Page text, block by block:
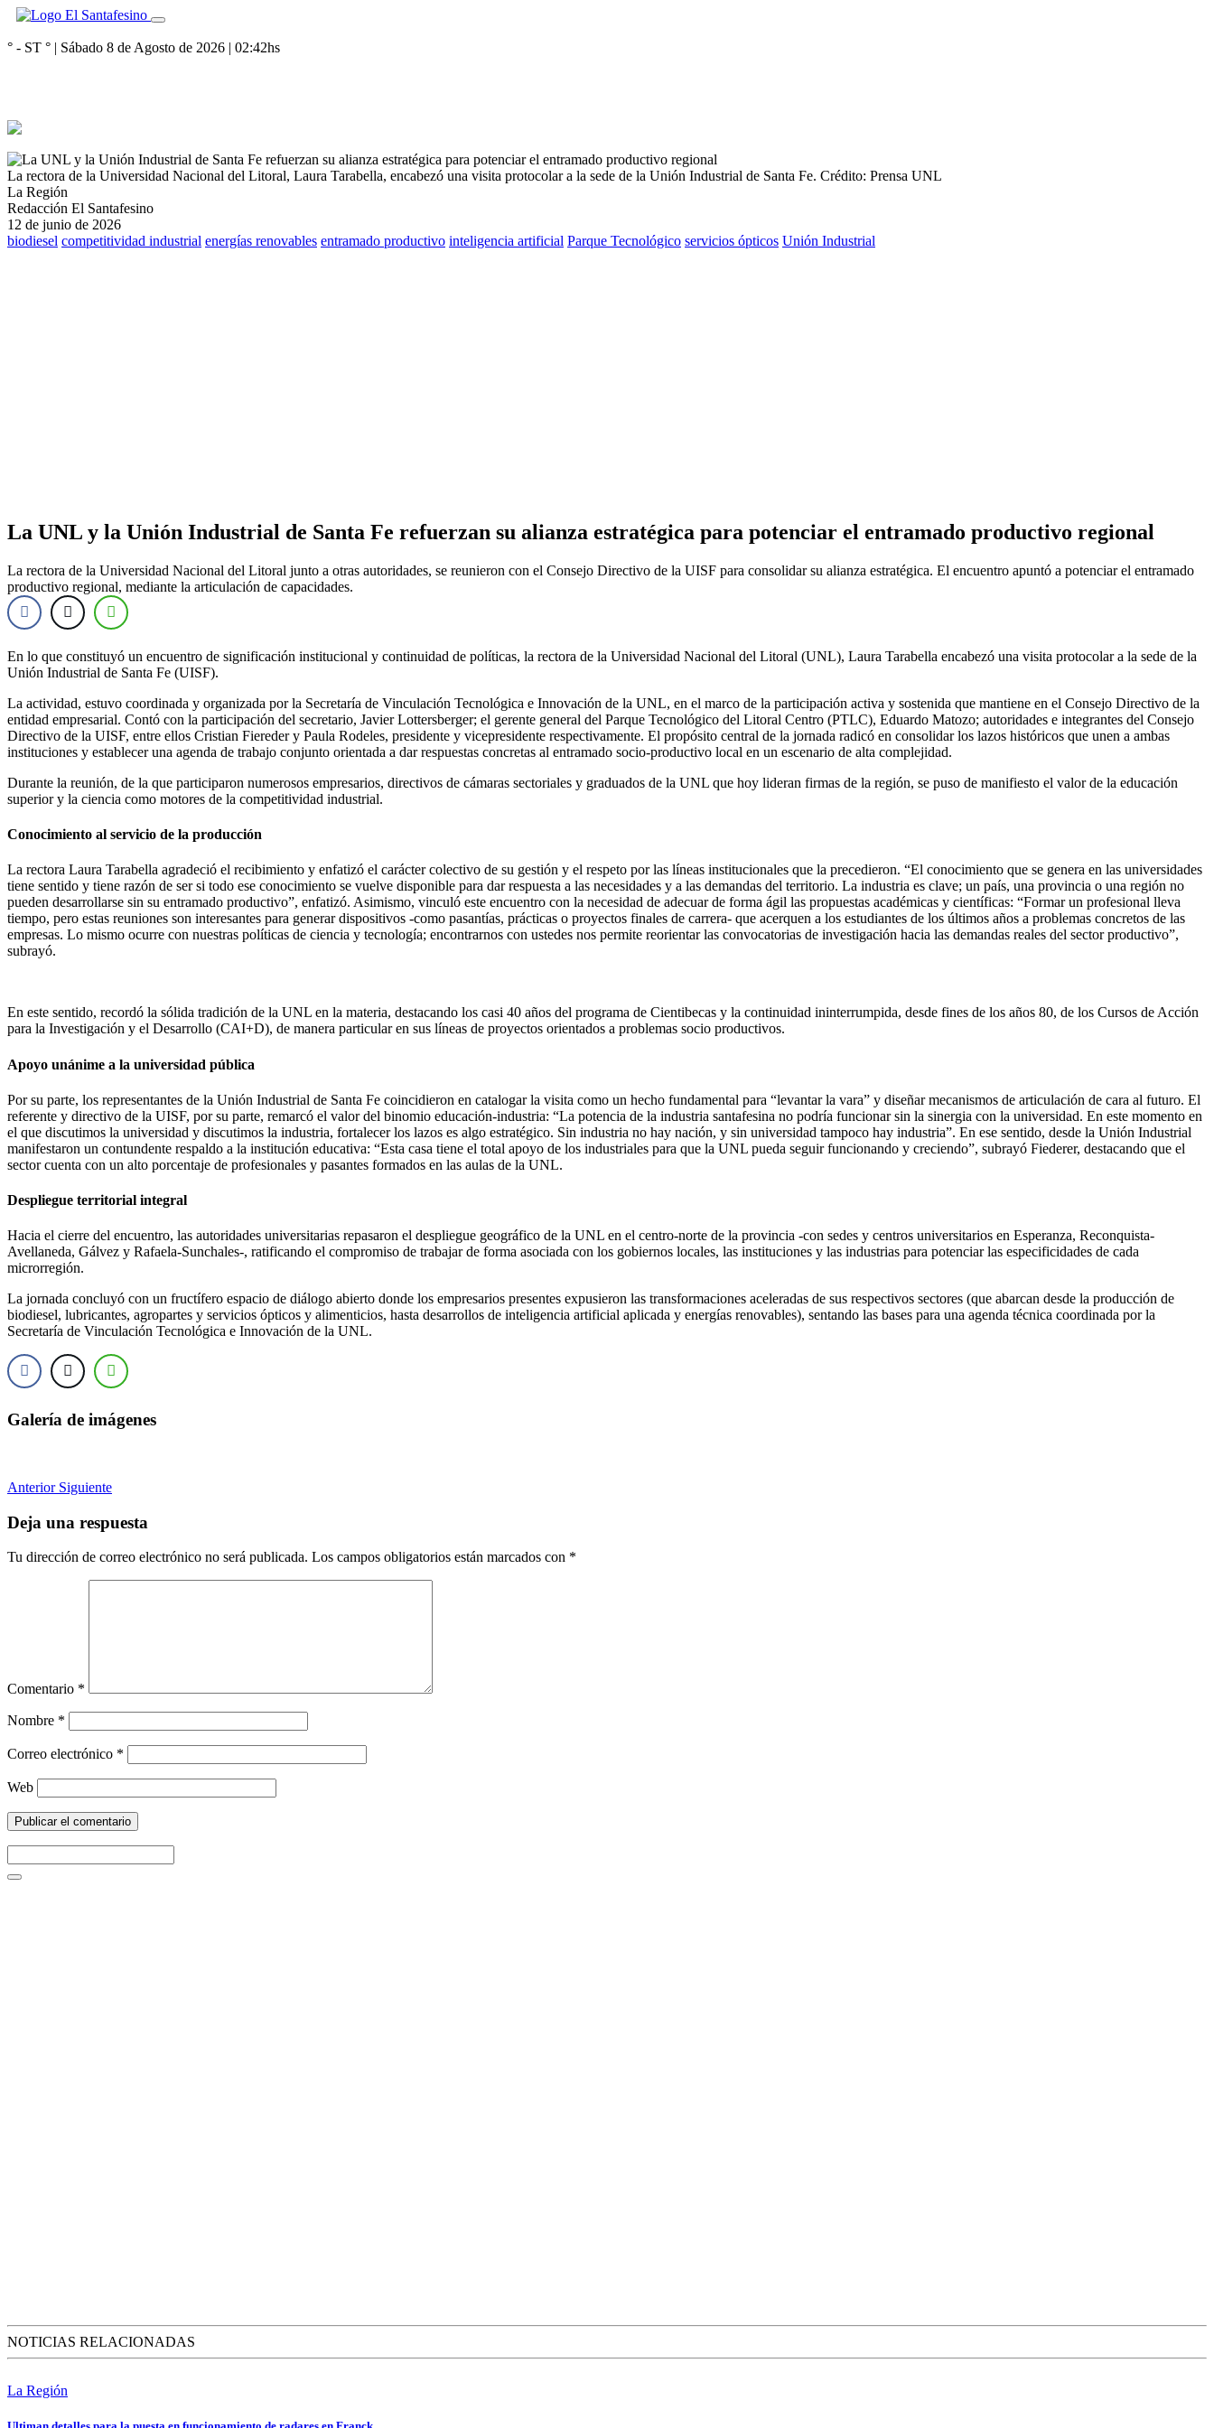
° - ST ° | Sábado 8 de Agosto de 2026 | 02:42hs
La rectora de la Universidad Nacional del Litoral, Laura Tarabella, encabezó una visita protocolar a la sede de la Unión Industrial de Santa Fe. Crédito: Prensa UNL
La Región
Redacción El Santafesino
12 de junio de 2026
biodiesel competitividad industrial energías renovables entramado productivo inteligencia artificial Parque Tecnológico servicios ópticos Unión Industrial
La UNL y la Unión Industrial de Santa Fe refuerzan su alianza estratégica para potenciar el entramado productivo regional
La rectora de la Universidad Nacional del Litoral junto a otras autoridades, se reunieron con el Consejo Directivo de la UISF para consolidar su alianza estratégica. El encuentro apuntó a potenciar el entramado
productivo regional, mediante la articulación de capacidades.
En lo que constituyó un encuentro de significación institucional y continuidad de políticas, la rectora de la Universidad Nacional del Litoral (UNL), Laura Tarabella encabezó una visita protocolar a la sede de la
Unión Industrial de Santa Fe (UISF).
La actividad, estuvo coordinada y organizada por la Secretaría de Vinculación Tecnológica e Innovación de la UNL, en el marco de la participación activa y sostenida que mantiene en el Consejo Directivo de la
entidad empresarial. Contó con la participación del secretario, Javier Lottersberger; el gerente general del Parque Tecnológico del Litoral Centro (PTLC), Eduardo Matozo; autoridades e integrantes del Consejo
Directivo de la UISF, entre ellos Cristian Fiereder y Paula Rodeles, presidente y vicepresidente respectivamente. El propósito central de la jornada radicó en consolidar los lazos históricos que unen a ambas
instituciones y establecer una agenda de trabajo conjunto orientada a dar respuestas concretas al entramado socio-productivo local en un escenario de alta complejidad.
Durante la reunión, de la que participaron numerosos empresarios, directivos de cámaras sectoriales y graduados de la UNL que hoy lideran firmas de la región, se puso de manifiesto el valor de la educación
superior y la ciencia como motores de la competitividad industrial.
Conocimiento al servicio de la producción
La rectora Laura Tarabella agradeció el recibimiento y enfatizó el carácter colectivo de su gestión y el respeto por las líneas institucionales que la precedieron. “El conocimiento que se genera en las universidades
tiene sentido y tiene razón de ser si todo ese conocimiento se vuelve disponible para dar respuesta a las necesidades y a las demandas del territorio. La industria es clave; un país, una provincia o una región no
pueden desarrollarse sin su entramado productivo”, enfatizó. Asimismo, vinculó este encuentro con la necesidad de adecuar de forma ágil las propuestas académicas y científicas: “Formar un profesional lleva
tiempo, pero estas reuniones son interesantes para generar dispositivos -como pasantías, prácticas o proyectos finales de carrera- que acerquen a los estudiantes de los últimos años a problemas concretos de las
empresas. Lo mismo ocurre con nuestras políticas de ciencia y tecnología; encontrarnos con ustedes nos permite reorientar las convocatorias de investigación hacia las demandas reales del sector productivo”,
subrayó.
En este sentido, recordó la sólida tradición de la UNL en la materia, destacando los casi 40 años del programa de Cientibecas y la continuidad ininterrumpida, desde fines de los años 80, de los Cursos de Acción
para la Investigación y el Desarrollo (CAI+D), de manera particular en sus líneas de proyectos orientados a problemas socio productivos.
Apoyo unánime a la universidad pública
Por su parte, los representantes de la Unión Industrial de Santa Fe coincidieron en catalogar la visita como un hecho fundamental para “levantar la vara” y diseñar mecanismos de articulación de cara al futuro. El
referente y directivo de la UISF, por su parte, remarcó el valor del binomio educación-industria: “La potencia de la industria santafesina no podría funcionar sin la sinergia con la universidad. En este momento en
el que discutimos la universidad y discutimos la industria, fortalecer los lazos es algo estratégico. Sin industria no hay nación, y sin universidad tampoco hay industria”. En ese sentido, desde la Unión Industrial
manifestaron un contundente respaldo a la institución educativa: “Esta casa tiene el total apoyo de los industriales para que la UNL pueda seguir funcionando y creciendo”, subrayó Fiederer, destacando que el
sector cuenta con un alto porcentaje de profesionales y pasantes formados en las aulas de la UNL.
Despliegue territorial integral
Hacia el cierre del encuentro, las autoridades universitarias repasaron el despliegue geográfico de la UNL en el centro-norte de la provincia -con sedes y centros universitarios en Esperanza, Reconquista-
Avellaneda, Gálvez y Rafaela-Sunchales-, ratificando el compromiso de trabajar de forma asociada con los gobiernos locales, las instituciones y las industrias para potenciar las especificidades de cada
microrregión.
La jornada concluyó con un fructífero espacio de diálogo abierto donde los empresarios presentes expusieron las transformaciones aceleradas de sus respectivos sectores (que abarcan desde la producción de
biodiesel, lubricantes, agropartes y servicios ópticos y alimenticios, hasta desarrollos de inteligencia artificial aplicada y energías renovables), sentando las bases para una agenda técnica coordinada por la
Secretaría de Vinculación Tecnológica e Innovación de la UNL.
Galería de imágenes
Anterior Siguiente
Deja una respuesta
Tu dirección de correo electrónico no será publicada. Los campos obligatorios están marcados con *
Comentario *
Nombre *
Correo electrónico *
Web
NOTICIAS RELACIONADAS
La Región